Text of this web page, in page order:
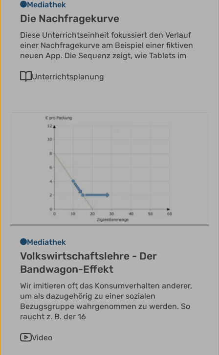
Mediathek
Die Nachfragekurve
Diese Unterrichtseinheit fokussiert den Verlauf
einer Nachfragekurve am Beispiel einer fiktiven
neuen App. Die Sequenz zeigt, wie Tablets im
Unterrichtsplanung
Mediathek
Volkswirtschaftslehre - Der
Bandwagon-Effekt
Wir imitieren oft das Konsumverhalten anderer,
um als dazugehörig zu einer sozialen
Bezugsgruppe wahrgenommen zu werden. So
raucht z. B. der 16
Video